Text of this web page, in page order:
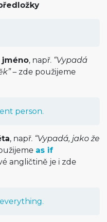
jméno, např. “Vypadá
– zde použijeme
person.
, např. “Vypadá, jako že
as if
angličtině je i zde